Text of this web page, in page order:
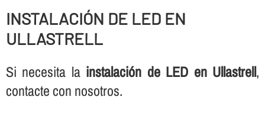
INSTALACIÓN DE LED EN
ULLASTRELL
Si necesita la instalación de LED en Ullastrell,
contacte con nosotros.